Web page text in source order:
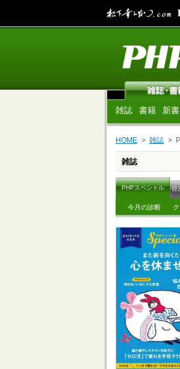
雑誌 書籍 新書
HOME 雑誌
雑誌
PHPスペシャル 目
今月の診断